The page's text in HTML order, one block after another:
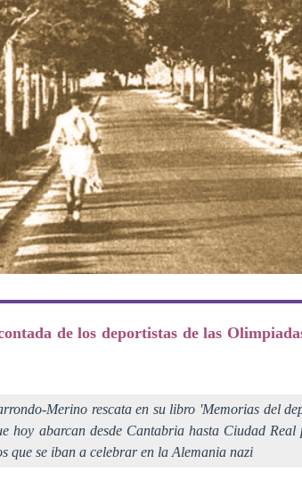
de los deportistas de las
Merino rescata en su libro 'Memorias del
hoy abarcan desde Cantabria hasta Ciudad
que se iban a celebrar en la Alemania nazi